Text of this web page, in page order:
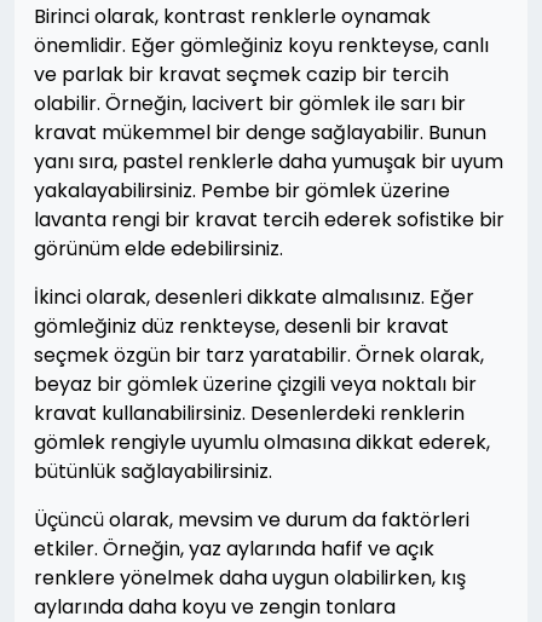
Birinci olarak, kontrast renklerle oynamak
önemlidir. Eğer gömleğiniz koyu renkteyse, canlı
ve parlak bir kravat seçmek cazip bir tercih
olabilir. Örneğin, lacivert bir gömlek ile sarı bir
kravat mükemmel bir denge sağlayabilir. Bunun
yanı sıra, pastel renklerle daha yumuşak bir uyum
yakalayabilirsiniz. Pembe bir gömlek üzerine
lavanta rengi bir kravat tercih ederek sofistike bir
görünüm elde edebilirsiniz.
İkinci olarak, desenleri dikkate almalısınız. Eğer
gömleğiniz düz renkteyse, desenli bir kravat
seçmek özgün bir tarz yaratabilir. Örnek olarak,
beyaz bir gömlek üzerine çizgili veya noktalı bir
kravat kullanabilirsiniz. Desenlerdeki renklerin
gömlek rengiyle uyumlu olmasına dikkat ederek,
bütünlük sağlayabilirsiniz.
Üçüncü olarak, mevsim ve durum da faktörleri
etkiler. Örneğin, yaz aylarında hafif ve açık
renklere yönelmek daha uygun olabilirken, kış
aylarında daha koyu ve zengin tonlara